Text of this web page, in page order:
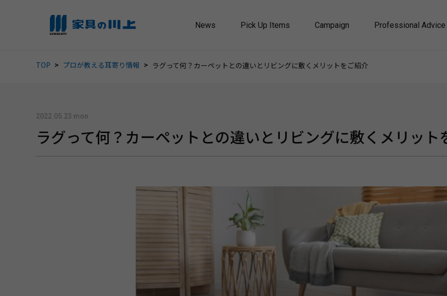
News Pick Up Items Campaign Professional Advice
TOP プロが教える耳寄り情報 ラグって何？カーペットとの違いとリビングに敷くメリットをご紹介
2022.05.23 mon
ラグって何？カーペットとの違いとリビングに敷くメリット